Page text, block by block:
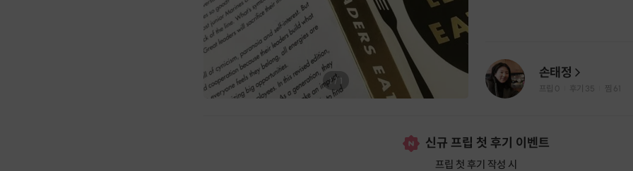
1/
손태정
프립 0 후기 35 찜 61
신규 프립 첫 후기 이벤트
프립 첫 후기 작성 시